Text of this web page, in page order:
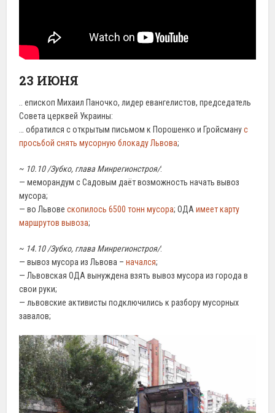
23 ИЮНЯ
.. епископ Михаил Паночко, лидер евангелистов, председатель
Совета церквей Украины:
… обратился с открытым письмом к Порошенко и Гройсманус
просьбой снять мусорную блокаду Львова;
~ 10.10 /Зубко, глава Минрегионстроя/:
— меморандум с Садовым даёт возможность начать вывоз
мусора;
— во Львовескопилось 6500 тонн мусора; ОДАимеет карту
маршрутов вывоза;
~ 14.10 /Зубко, глава Минрегионстроя/:
— вывоз мусора из Львова –начался;
— Львовская ОДА вынуждена взять вывоз мусора из города в
свои руки;
— львовские активисты подключились к разбору мусорных
завалов;